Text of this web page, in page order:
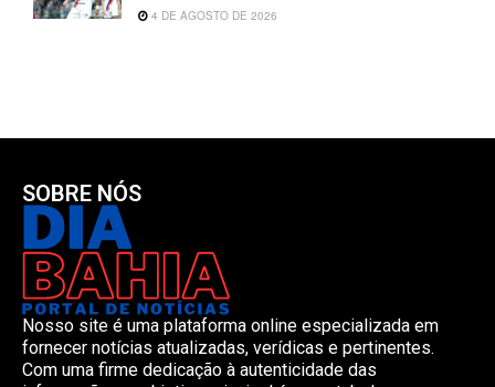
4 DE AGOSTO DE 2026
SOBRE NÓS
Nosso site é uma plataforma online especializada em
fornecer notícias atualizadas, verídicas e pertinentes.
Com uma firme dedicação à autenticidade das